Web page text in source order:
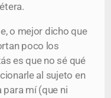
o mejor dicho que
poco los
es que no sé qué
al sujeto en
mí (que ni